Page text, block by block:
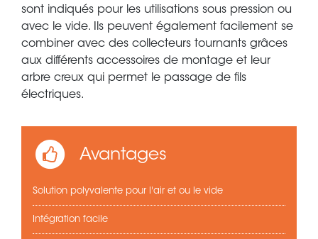
sont indiqués pour les utilisations sous pression ou
avec le vide. Ils peuvent également facilement se
combiner avec des collecteurs tournants grâces
aux différents accessoires de montage et leur
arbre creux qui permet le passage de fils
électriques.
Avantages
Solution polyvalente pour l'air et ou le vide
Intégration facile